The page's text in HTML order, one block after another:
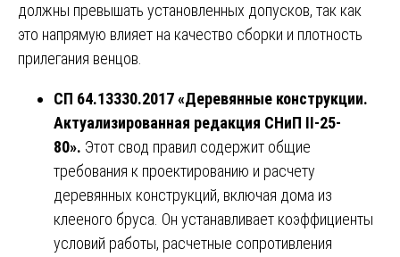
должны превышать установленных допусков, так как
это напрямую влияет на качество сборки и плотность
прилегания венцов.
СП 64.13330.2017 «Деревянные конструкции.
Актуализированная редакция СНиП II-25-
80». Этот свод правил содержит общие
требования к проектированию и расчету
деревянных конструкций, включая дома из
клееного бруса. Он устанавливает коэффициенты
условий работы, расчетные сопротивления